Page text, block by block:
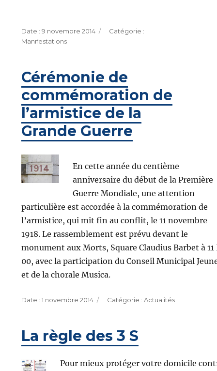
Publié
le
9 novembre 2014
Catégories
Manifestations
Cérémonie de
commémoration de
l’armistice de la
Grande Guerre
En cette année du centième
anniversaire du début de la Première
Guerre Mondiale, une attention
particulière est accordée à la commémoration de
l’armistice, qui mit fin au conflit, le 11 novembre
1918. Le rassemblement est prévu devant le
monument aux Morts, Square Claudius Barbet à 11
00, avec la participation du Conseil Municipal
et de la chorale Musica.
Publié
1 novembre 2014 Catégories
Actualités
La règle des 3 S
Pour mieux protéger votre domicile